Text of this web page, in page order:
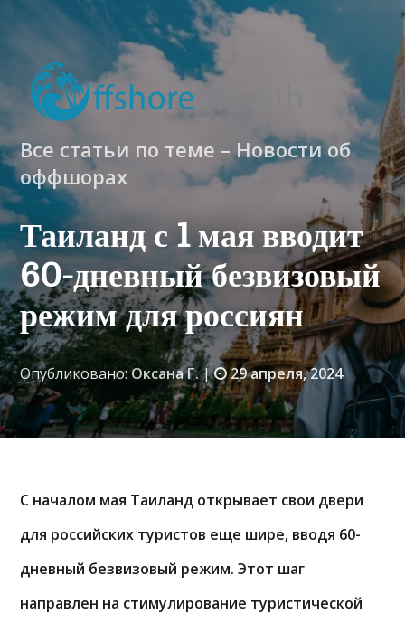
Все статьи по теме – Новости об
оффшорах
Таиланд с 1 мая вводит
60-дневный безвизовый
режим для россиян
Опубликовано: Оксана Г.| 29 апреля, 2024.
С началом мая Таиланд открывает свои двери
для российских туристов еще шире, вводя 60-
дневный безвизовый режим. Этот шаг
направлен на стимулирование туристической